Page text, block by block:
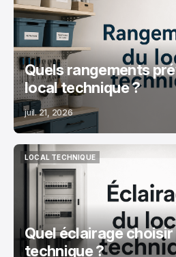
LOCAL TECHNIQUE
Quels rangements
local technique ?
juil. 21, 2026
LOCAL TECHNIQUE
LOCAL TECHNIQUE
Quel éclairage
technique ?